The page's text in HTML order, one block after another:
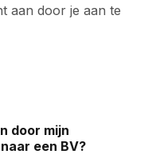
aan door je aan te
door mijn
een BV?